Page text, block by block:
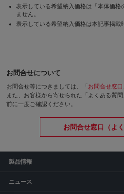
表示している希望納入価格は「本体価格
ません。
表示している希望納入価格は本記事掲載
お問合せについて
お問合せ等につきましては、「 お問合せ窓口
また、お客様から寄せられた「よくある質
前に一度ご確認ください。
お問合せ窓口（よ
製品情報
ニュース